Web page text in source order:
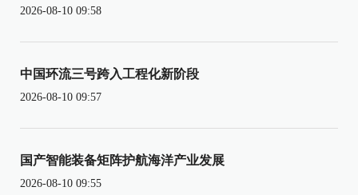
2026-08-10 09:58
中国环流三号跨入工程化新阶段
2026-08-10 09:57
国产智能装备矩阵护航海洋产业发展
2026-08-10 09:55